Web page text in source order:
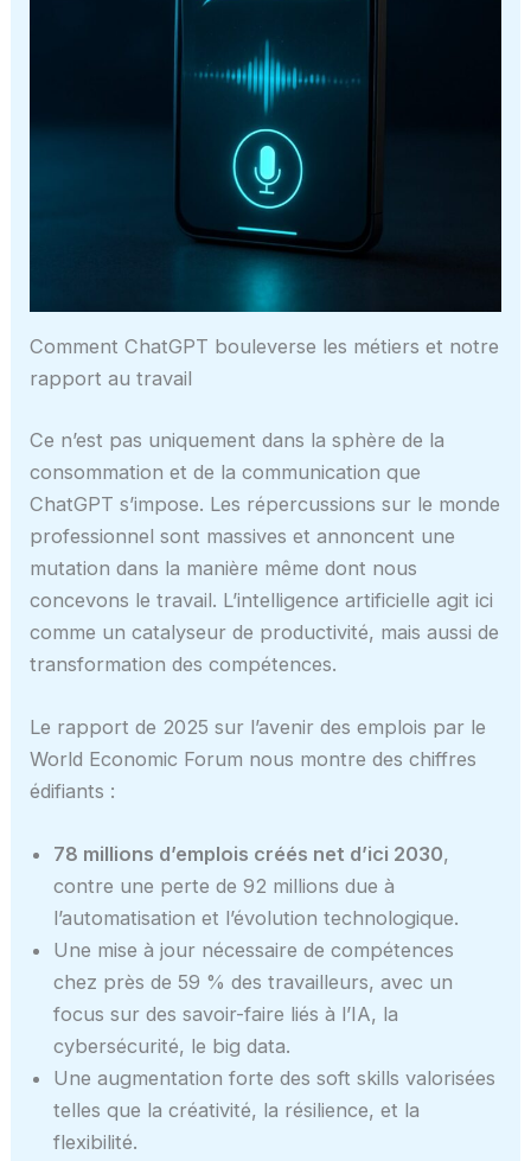
Comment ChatGPT bouleverse les métiers et notre
rapport au travail
Ce n’est pas uniquement dans la sphère de la
consommation et de la communication que
ChatGPT s’impose. Les répercussions sur le monde
professionnel sont massives et annoncent une
mutation dans la manière même dont nous
concevons le travail. L’intelligence artificielle agit ici
comme un catalyseur de productivité, mais aussi de
transformation des compétences.
Le rapport de 2025 sur l’avenir des emplois par le
World Economic Forum nous montre des chiffres
édifiants :
78 millions d’emplois créés net d’ici 2030,
contre une perte de 92 millions due à
l’automatisation et l’évolution technologique.
Une mise à jour nécessaire de compétences
chez près de 59 % des travailleurs, avec un
focus sur des savoir-faire liés à l’IA, la
cybersécurité, le big data.
Une augmentation forte des soft skills valorisées
telles que la créativité, la résilience, et la
flexibilité.